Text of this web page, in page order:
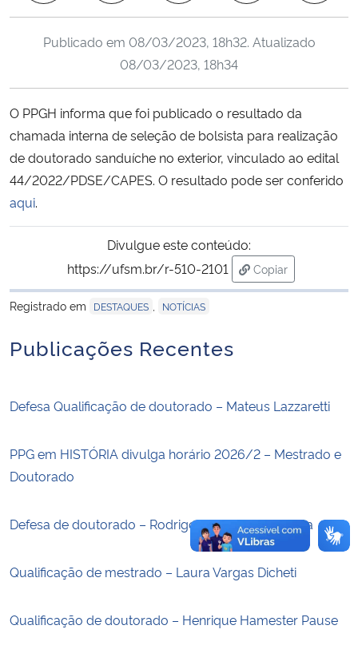
Ministério da Ciência, Tecnologia, Inovações e Comunicações
Ministério do Meio Ambiente
Ministério do Turismo
Ministério do Desenvolvimento Regional
Controladoria-Geral da União
Ministério da Mulher, da Família e dos Direitos Humanos
Gabinete de Segurança Institucional
Advocacia-Geral da União
Publicado em 08/03/2023, 18h32. Atualizado
08/03/2023, 18h34
O PPGH informa que foi publicado o resultado da
chamada interna de seleção de bolsista para realização
de doutorado sanduíche no exterior, vinculado ao edital
44/2022/PDSE/CAPES. O resultado pode ser conferido
aqui.
Divulgue este conteúdo:
https://ufsm.br/r-510-2101
Copiar
para área de
Registrado em
DESTAQUES NOTÍCIAS
Publicações Recentes
Defesa Qualificação de doutorado – Mateus Lazzaretti
PPG em HISTÓRIA divulga horário 2026/2 – Mestrado e
Doutorado
Defesa de doutorado – Rodrigo dos Santos Oliveira
Qualificação de mestrado – Laura Vargas Dicheti
Qualificação de doutorado – Henrique Hamester Pause